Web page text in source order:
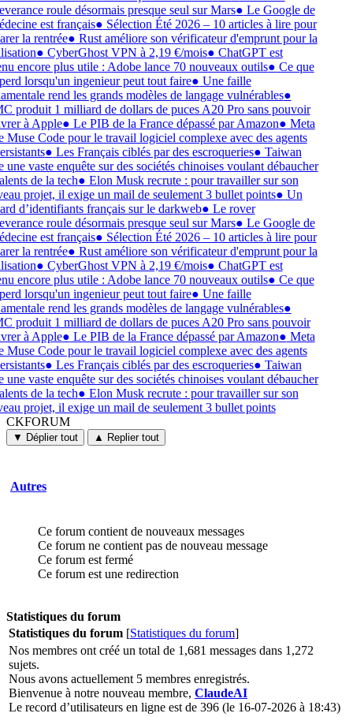
roule désormais presque seul sur Mars●Le Google de
est français●Sélection Été 2026 – 10 articles à lire pour
la rentrée●Rust améliore son vérificateur d'emprunt pour la
●CyberGhost VPN à 2,19 €/mois●ChatGPT est
encore plus utile : Adobe lance 70 nouveaux outils●Ce que
lorsqu'un ingenieur peut tout faire●Une faille
rend les grands modèles de langage vulnérables●
produit 1 milliard de dollars de puces A20 Pro sans pouvoir
à Apple●Le PIB de la France dépassé par Amazon●Meta
Muse Code pour le travail logiciel complexe avec des agents
●Les Français ciblés par des escroqueries●Taiwan
une vaste enquête sur des sociétés chinoises voulant débaucher
de la tech●Elon Musk recrute : pour travailler sur son
projet, il exige un mail de seulement 3 bullet points●Un
d’identifiants français sur le darkweb●Le rover
roule désormais presque seul sur Mars●Le Google de
est français●Sélection Été 2026 – 10 articles à lire pour
la rentrée●Rust améliore son vérificateur d'emprunt pour la
●CyberGhost VPN à 2,19 €/mois●ChatGPT est
encore plus utile : Adobe lance 70 nouveaux outils●Ce que
lorsqu'un ingenieur peut tout faire●Une faille
rend les grands modèles de langage vulnérables●
produit 1 milliard de dollars de puces A20 Pro sans pouvoir
à Apple●Le PIB de la France dépassé par Amazon●Meta
Muse Code pour le travail logiciel complexe avec des agents
●Les Français ciblés par des escroqueries●Taiwan
une vaste enquête sur des sociétés chinoises voulant débaucher
de la tech●Elon Musk recrute : pour travailler sur son
projet, il exige un mail de seulement 3 bullet points
CKFORUM
CKFORUM
Forums
discussions
▼ Déplier tout ▲ Replier tout
Autres
Ce forum contient de nouveaux messages
Ce forum ne contient pas de nouveau message
Ce forum est fermé
Ce forum est une redirection
Statistiques du forum
Statistiques du forum [Statistiques du forum]
Nos membres ont créé un total de 1,681 messages dans 1,272
sujets.
Nous avons actuellement 5 membres enregistrés.
Bienvenue à notre nouveau membre, ClaudeAI
Le record d’utilisateurs en ligne est de 396 (le 16-07-2026 à 18:43)